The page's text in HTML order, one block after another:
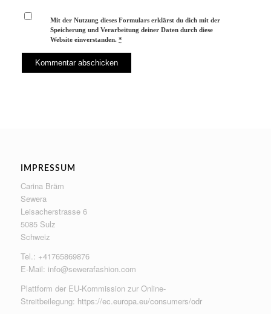
Mit der Nutzung dieses Formulars erklärst du dich mit der
Speicherung und Verarbeitung deiner Daten durch diese
Website einverstanden.*
IMPRESSUM
Carina Bräm
Sewera
Leisacherstrasse 6
5085 Sulz
Schweiz
Tel.: +41765869876
E-Mail: info@sewerafashion.com
Plattform der EU-Kommission zur Online-
Streitbeilegung: https://ec.europa.eu/consumers/odr